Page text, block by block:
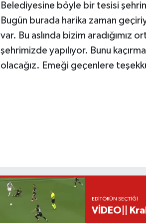
Belediyesine böyle bir tesisi
Bugün burada harika zaman
var. Bu aslında bizim aradığımız
şehrimizde yapılıyor. Bunu
olacağız. Emeği geçenlere
EDITÖRÜN SEÇTIĞI
VİDEO||